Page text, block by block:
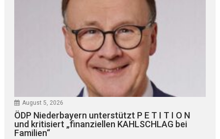
August 5, 2026
ÖDP Niederbayern unterstützt P E T I T I O N
und kritisiert „finanziellen KAHLSCHLAG bei
Familien“